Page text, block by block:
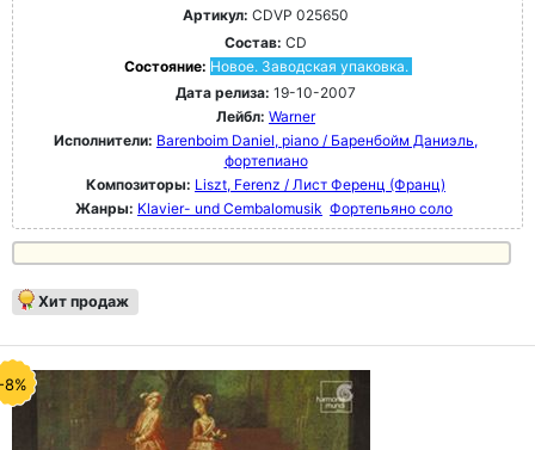
Артикул: CDVP 025650
Состав: CD
Состояние: Новое. Заводская упаковка.
Дата релиза: 19-10-2007
Лейбл: Warner
Исполнители: Barenboim Daniel, piano / Баренбойм Даниэль,
фортепиано
Композиторы: Liszt, Ferenz / Лист Ференц (Франц)
Жанры: Klavier- und Cembalomusik Фортепьяно соло
Хит продаж
8%